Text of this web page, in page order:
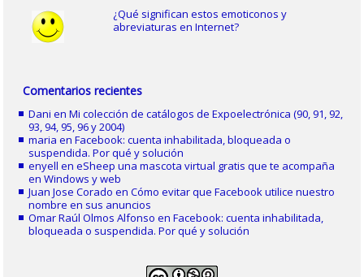
¿Qué significan estos emoticonos y
abreviaturas en Internet?
Comentarios recientes
Dani enMi colección de catálogos de Expoelectrónica (90, 91, 92,
93, 94, 95, 96 y 2004)
maria enFacebook: cuenta inhabilitada, bloqueada o
suspendida. Por qué y solución
enyell eneSheep una mascota virtual gratis que te acompaña
en Windows y web
Juan Jose Corado enCómo evitar que Facebook utilice nuestro
nombre en sus anuncios
Omar Raúl Olmos Alfonso enFacebook: cuenta inhabilitada,
bloqueada o suspendida. Por qué y solución